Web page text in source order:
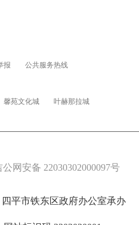
报 公共服务热线
馨苑文化城 叶赫那拉城
公网安备 22030302000097号
平市铁东区政府办公室承办